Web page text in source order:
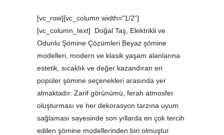
[vc_row][vc_column width="1/2"]
[vc_column_text] Doğal Taş, Elektrikli ve
Odunlu Şömine Çözümleri Beyaz şömine
modelleri, modern ve klasik yaşam alanlarına
estetik, sıcaklık ve değer kazandıran en
popüler şömine seçenekleri arasında yer
almaktadır. Zarif görünümü, ferah atmosfer
oluşturması ve her dekorasyon tarzına uyum
sağlaması sayesinde son yıllarda en çok tercih
edilen şömine modellerinden biri olmuştur.